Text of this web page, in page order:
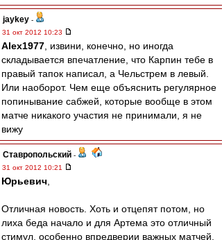
jaykey -
31 окт 2012 10:23
Alex1977 , извини, конечно, но иногда
складывается впечатление, что Карпин тебе в
правый тапок написал, а Чельстрем в левый.
Или наоборот. Чем еще объяснить регулярное
попинывание сабжей, которые вообще в этом
матче никакого участия не принимали, я не
вижу
Ставропольский -
31 окт 2012 10:21
Юрьевич
Отличная новость. Хоть и отцепят потом, но
лиха беда начало и для Артема это отличный
стимул, особенно впредверии важных матчей.